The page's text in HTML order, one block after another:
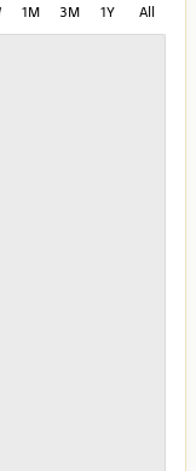
All
1Y
3M
1M